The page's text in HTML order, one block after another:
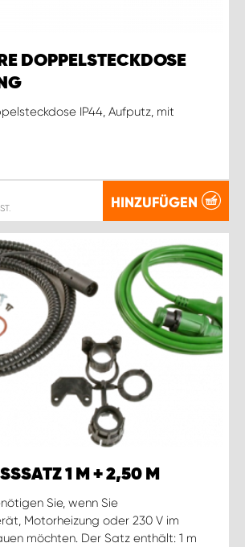
DOPPELSTECKDOSE
IP44, Aufputz, mit
HINZUFÜGEN
1 M + 2,50 M
Sie, wenn Sie
Motorheizung oder 230 V im
möchten. Der Satz enthält: 1 m